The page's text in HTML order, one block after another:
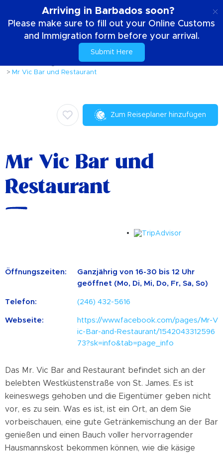
Arriving in Barbados soon?
Please make sure to fill out your Online Customs
and Immigration form before your arrival.
Submit Here
Dinge die zu tun sind
Kulinarisch
Mr Vic Bar und Restaurant
Zum Reiseplaner hinzufügen
Mr Vic Bar und
Restaurant
Öffnungszeiten:
Ganzjährig von 16-30 bis 12 Uhr
geöffnet (Mo, Di, Mi, Do, Fr, Sa, So)
Telefon: (246) 432-5616
Webseite:
https://www.facebook.com/pages/Mr-V
ic-Bar-and-Restaurant/1542043312596
73?sk=info&tab=page_info
Das Mr. Vic Bar and Restaurant befindet sich an der
belebten Westküstenstraße von St. James. Es ist
keineswegs gehoben und die Eigentümer geben nicht
vor, es zu sein. Was es ist, ist ein Ort, an dem Sie
vorbeischauen, eine gute Getränkemischung an der Bar
genießen und einen Bauch voller hervorragender
Hausmannskost bekommen können, wie die käsige